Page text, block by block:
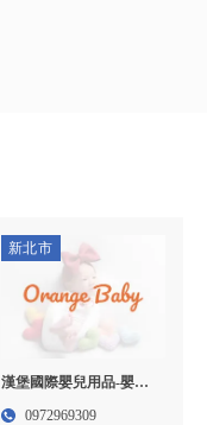
新北市
漢堡國際嬰兒用品-嬰兒
用品,嬰兒用品百貨,板橋
0972969309